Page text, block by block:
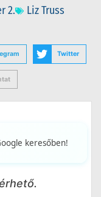
2.
Liz Truss
Twitter
keresőben!